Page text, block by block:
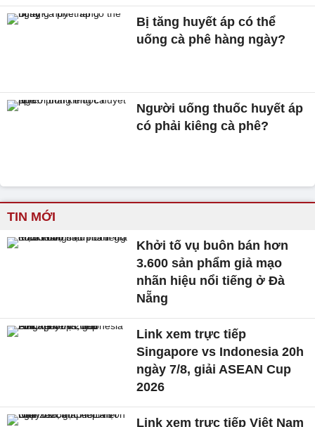
Bị tăng huyết áp có thể
uống cà phê hàng ngày?
Người uống thuốc huyết áp
có phải kiêng cà phê?
TIN MỚI
Khởi tố vụ buôn bán hơn
3.600 sản phẩm giả mạo
nhãn hiệu nổi tiếng ở Đà
Nẵng
Link xem trực tiếp
Singapore vs Indonesia 20h
ngày 7/8, giải ASEAN Cup
2026
Link xem trực tiếp Việt Nam